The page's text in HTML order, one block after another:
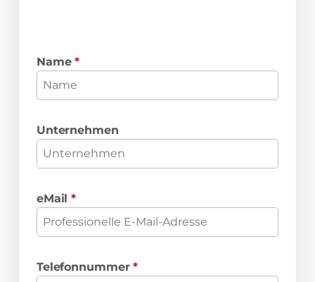
Name*
Unternehmen
eMail*
Telefonnummer*